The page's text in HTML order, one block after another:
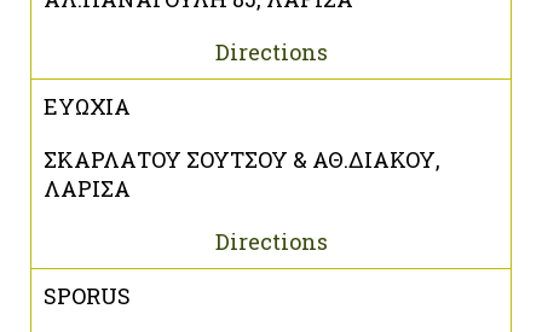
Directions
ΕΥΩΧΙΑ
ΣΚΑΡΛΑΤΟΥ ΣΟΥΤΣΟΥ & ΑΘ.ΔΙΑΚΟΥ,
ΛΑΡΙΣΑ
Directions
SPORUS